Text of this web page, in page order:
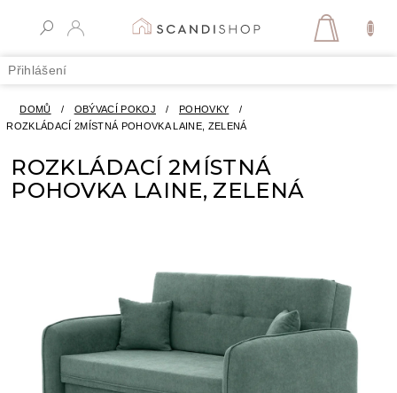
Přihlášení
DOMŮ / OBÝVACÍ POKOJ / POHOVKY
/
ROZKLÁDACÍ 2MÍSTNÁ POHOVKA LAINE, ZELENÁ
ROZKLÁDACÍ 2MÍSTNÁ
POHOVKA LAINE, ZELENÁ